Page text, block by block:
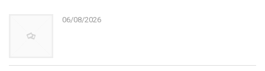
06/08/2026